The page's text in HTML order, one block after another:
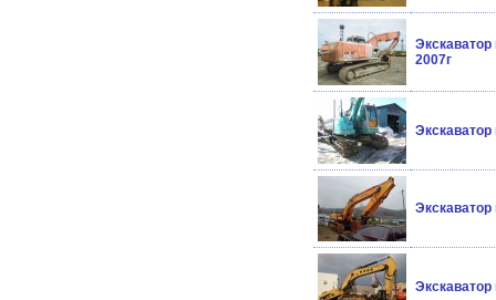
Экскаватор
2007г
Экскаватор
Экскаватор